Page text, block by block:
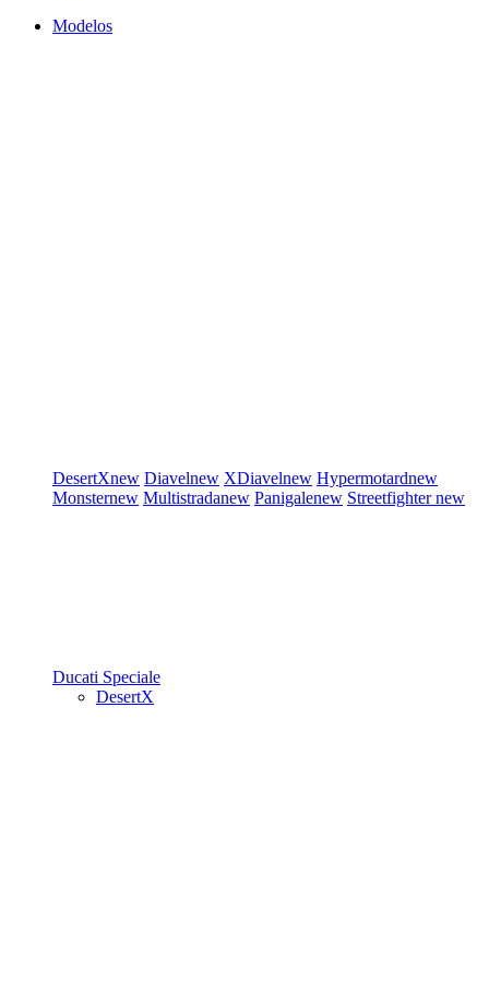
Modelos
DesertXnew Diavelnew XDiavelnew Hypermotardnew
Monsternew Multistradanew Panigalenew Streetfighternew
Ducati Speciale
DesertX